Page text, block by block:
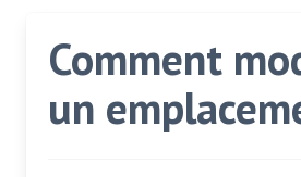
Comment
un